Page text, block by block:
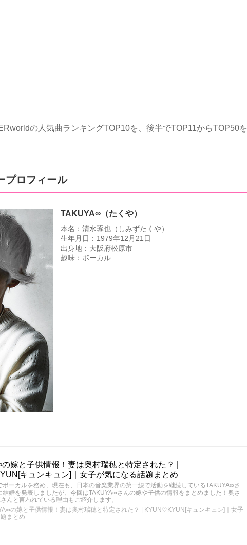
の人気曲ランキングTOP10を、後半でTOP11からTOP50を
プロフィール
TAKUYA∞（たくや）
本名：清水琢也（しみずたくや）
生年月日：1979年12月21日
出身地：大阪府松原市
趣味：ボーカル
嫁と子供情報！妻は奥村瑞穂と特定された？ |
キュンキュン]｜女子が気になる話題まとめ
ボーカルを務め、現在も、日本の音楽業界の第一線で活動を継続しているTAKUYA∞さ
結婚を発表しましたが、今回はTAKUYA∞さんの嫁や子供の情報をまとめました！奥さ
んと言われている理由もご紹介します。
の嫁と子供情報！妻は奥村瑞穂と特定された？ | KYUN♡KYUN[キュンキュン]｜女子
まとめ